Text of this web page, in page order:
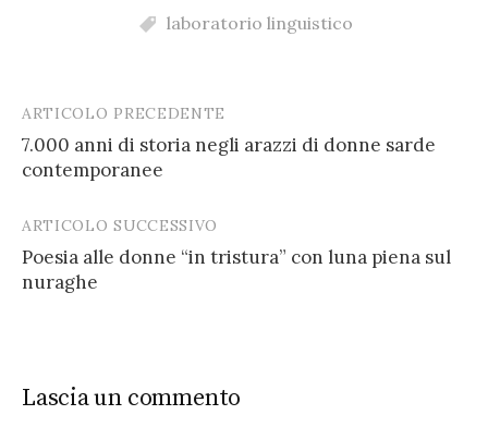
laboratorio linguistico
Post
navigation
ARTICOLO PRECEDENTE
7.000 anni di storia negli arazzi di donne sarde
contemporanee
ARTICOLO SUCCESSIVO
Poesia alle donne “in tristura” con luna piena sul
nuraghe
Lascia un commento